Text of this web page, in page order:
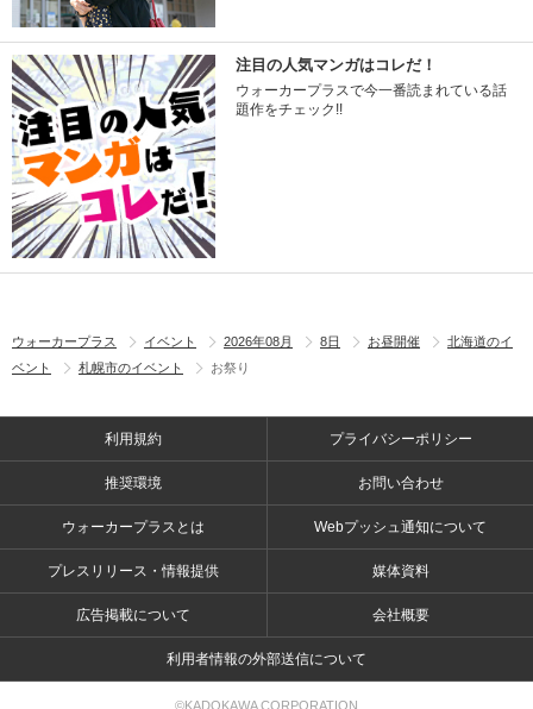
注目の人気マンガはコレだ！
ウォーカープラスで今一番読まれている話
題作をチェック!!
ウォーカープラス イベント 2026年08月 8日 お昼開催
北海道のイ
ベント
札幌市のイベント お祭り
利用規約 プライバシーポリシー
推奨環境 お問い合わせ
ウォーカープラスとは Webプッシュ通知について
プレスリリース・情報提供 媒体資料
広告掲載について 会社概要
利用者情報の外部送信について
©KADOKAWA CORPORATION